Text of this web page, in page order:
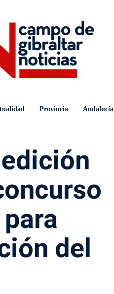
Provincia Andalucía
del